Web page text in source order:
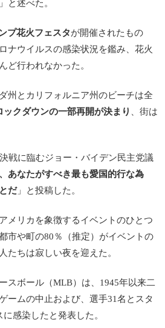
と述べた。
プ花火フェスタが開催されたもの
ナウイルスの感染状況を鑑み、花火
ど行われなかった。
州とカリフォルニア州のビーチは全
ックダウンの一部再開が決まり
、街は
戦に臨むジョー・バイデン民主党議
あなたがすべき最も愛国的行な為
だ」と投稿した。
メリカを象徴するイベントのひとつ
市や町の80％（推定）がイベントの
たちは寂しい夜を迎えた。
スボール（MLB）は、1945年以来二
ームの中止および、選手31名とスタ
感染したと発表した。